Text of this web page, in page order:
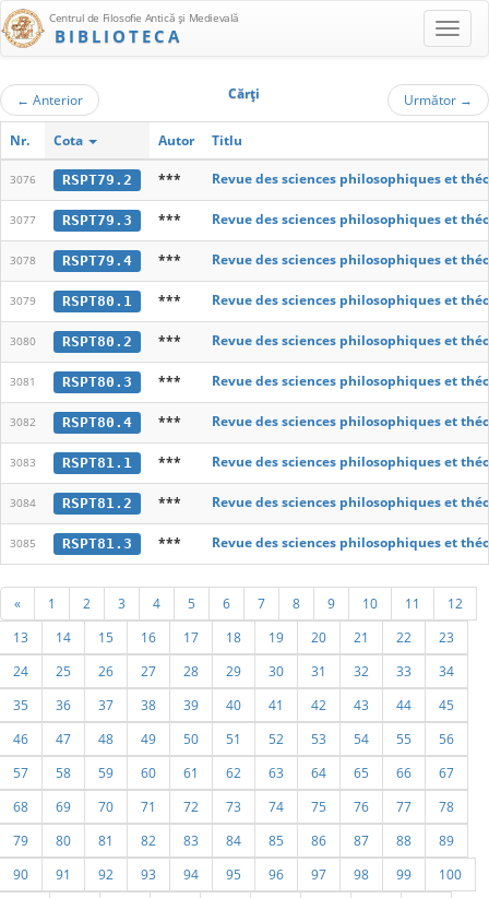
Centrul de Filosofie Antică şi Medievală
BIBLIOTECA
← Anterior Cărţi Următor →
Nr. Cota Autor Titlu
3076 RSPT79.2 *** Revue des sciences philosophiques et
3077 RSPT79.3 *** Revue des sciences philosophiques et
3078 RSPT79.4 *** Revue des sciences philosophiques et
3079 RSPT80.1 *** Revue des sciences philosophiques et
3080 RSPT80.2 *** Revue des sciences philosophiques et
3081 RSPT80.3 *** Revue des sciences philosophiques et
3082 RSPT80.4 *** Revue des sciences philosophiques et
3083 RSPT81.1 *** Revue des sciences philosophiques et
3084 RSPT81.2 *** Revue des sciences philosophiques et
3085 RSPT81.3 *** Revue des sciences philosophiques et
« 1 2 3 4 5 6 7 8 9 10 11
12
13
14 15 16 17 18 19 20 21 22
23
24
25 26 27 28 29 30 31 32 33
34
35
36 37 38 39 40 41 42 43 44
45
46
47 48 49 50 51 52 53 54 55
56
57
58 59 60 61 62 63 64 65 66
67
68
69 70 71 72 73 74 75 76 77
78
79
80 81 82 83 84 85 86 87 88
89
90
91 92 93 94 95 96 97 98 99
100